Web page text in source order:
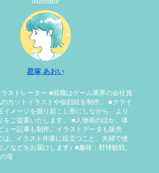
星塚 あおい
ストレーター ■前職はゲーム業界の会社員
カットイラストや似顔絵を制作。 ■クライ
イメージを掘り起こし形にしながら、より
をご提案いたします。 ■人物画のほか、体
ュー記事も制作。イラストデータも販売
は、イラスト作業に役立つこと、夫婦で使
ノなどをお届けします♪ ■趣味：野球観戦、
母